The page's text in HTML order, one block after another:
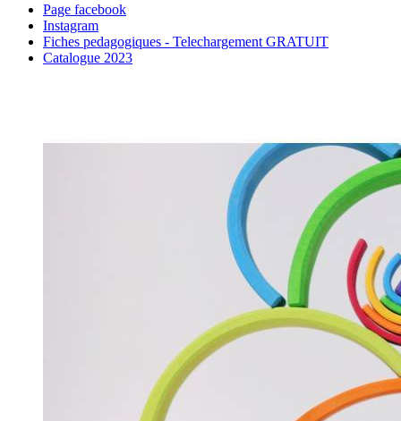
Page facebook
Instagram
Fiches pedagogiques - Telechargement GRATUIT
Catalogue 2023